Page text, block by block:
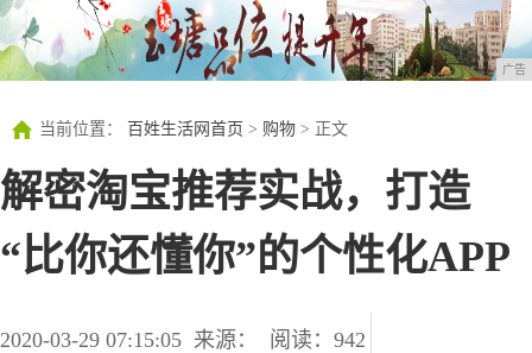
广告
当前位置： 百姓生活网首页 > 购物 > 正文
解密淘宝推荐实战，打造
“比你还懂你”的个性化APP
2020-03-29 07:15:05 来源： 阅读：942